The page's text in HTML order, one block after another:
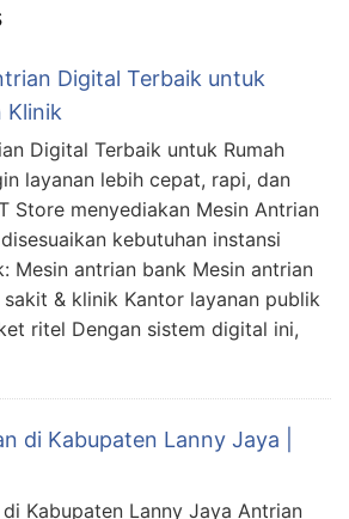
Digital Terbaik untuk
Klinik
Digital Terbaik untuk Rumah
layanan lebih cepat, rapi, dan
Store menyediakan Mesin Antrian
kebutuhan instansi
Mesin antrian bank Mesin antrian
sakit & klinik Kantor layanan publik
ritel Dengan sistem digital ini,
di Kabupaten Lanny Jaya |
Kabupaten Lanny Jaya Antrian